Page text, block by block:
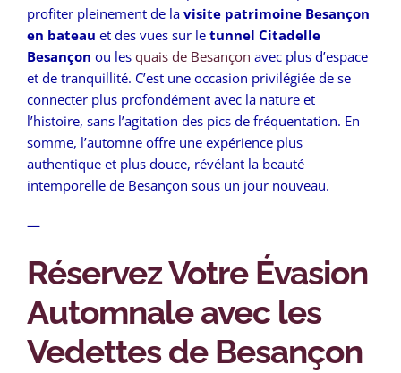
profiter pleinement de la visite patrimoine Besançon
en bateau et des vues sur le tunnel Citadelle
Besançon ou les quais de Besançon avec plus d’espace
et de tranquillité. C’est une occasion privilégiée de se
connecter plus profondément avec la nature et
l’histoire, sans l’agitation des pics de fréquentation. En
somme, l’automne offre une expérience plus
authentique et plus douce, révélant la beauté
intemporelle de Besançon sous un jour nouveau.
—
Réservez Votre Évasion
Automnale avec les
Vedettes de Besançon